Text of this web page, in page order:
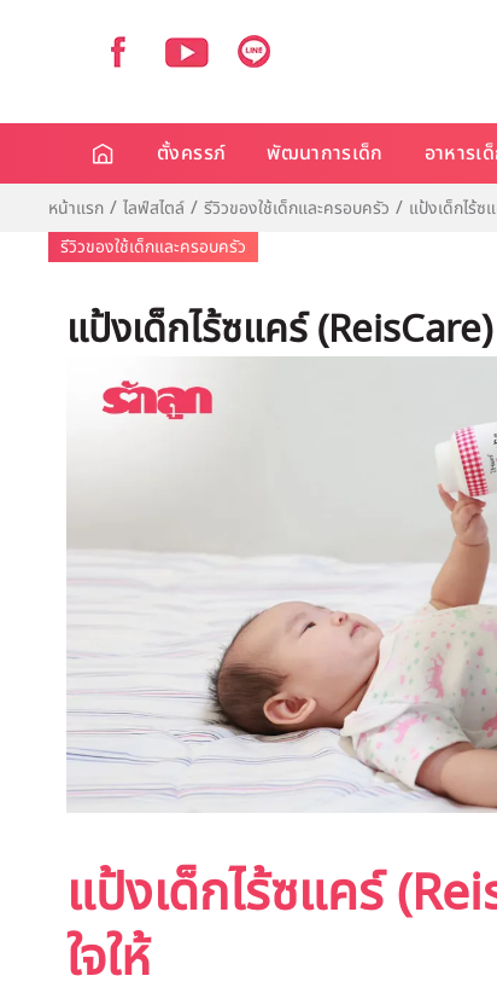
ตั้งครรภ์ พัฒนาการเด็ก อาหารเ
หน้าแรก ไลฟ์สไตล์ รีวิวของใช้เด็กและครอบครัว
แป้งเด็กไร้ซ
รีวิวของใช้เด็กและครอบครัว
แป้งเด็กไร้ซแคร์
แป้งเด็กไร้ซแคร์
ใจให้